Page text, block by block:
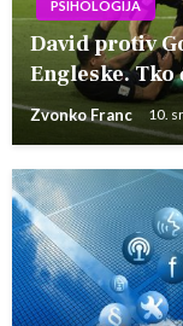
PSIHOLOGIJA
David protiv
Engleske.
Zvonko Franc 10.